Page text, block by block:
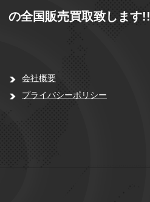
の全国販売買取致します!!
会社概要
プライバシーポリシー